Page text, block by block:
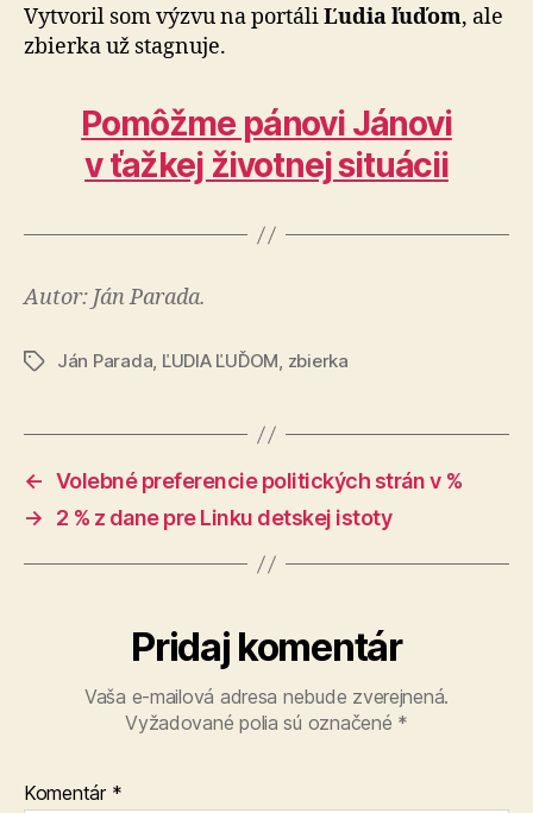
Vytvoril som výzvu na portáliĽudia ľuďom, ale
zbierka už stagnuje.
Pomôžme pánovi Jánovi
v ťažkej životnej situácii
Autor: Ján Parada.
ZnačkyJán Parada, ĽUDIA ĽUĎOM, zbierka
← Volebné preferencie politických strán v %
→
2 % z dane pre Linku detskej istoty
Pridaj komentár
Vaša e-mailová adresa nebude zverejnená.
Vyžadované polia sú označené *
Komentár *